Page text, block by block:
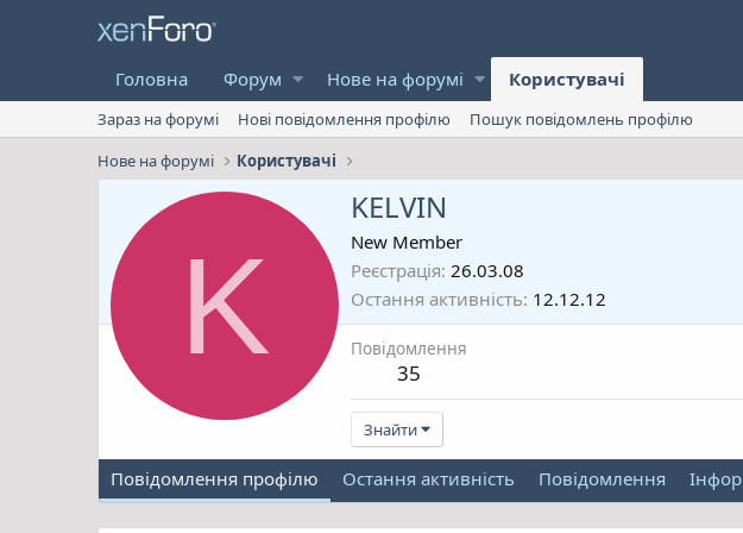
Головна Форум Нове на форумі Користувачі
Зараз на форумі Нові повідомлення профілю
Пошук повідомлень профілю
Нове на форумі
Користувачі
K
KELVIN
New Member
Реєстрація 26.03.08
Остання активність 12.12.12
Повідомлення
35
Знайти
Повідомлення профілю Остання активність Повідомлення